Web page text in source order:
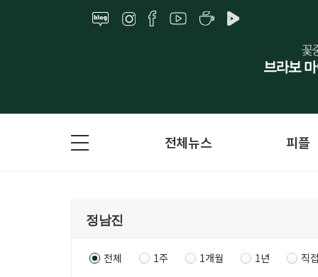
전체뉴스 피플
전체 1주 1개월 1년 직